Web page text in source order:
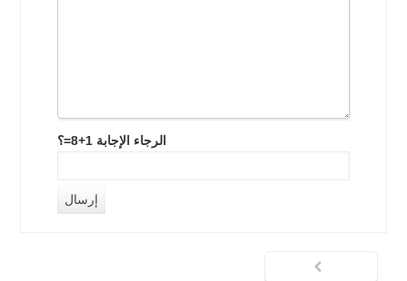
الرجاء الإجابة 1+8=؟